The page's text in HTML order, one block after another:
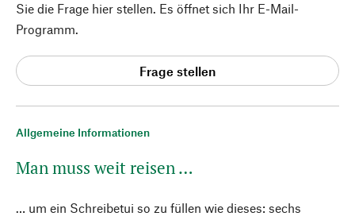
Allgemeine Informationen
Man muss weit reisen …
… um ein Schreibetui so zu füllen wie dieses: sechs
Sie die Frage hier stellen. Es öffnet sich Ihr E-Mail-
Programm.
Frage stellen